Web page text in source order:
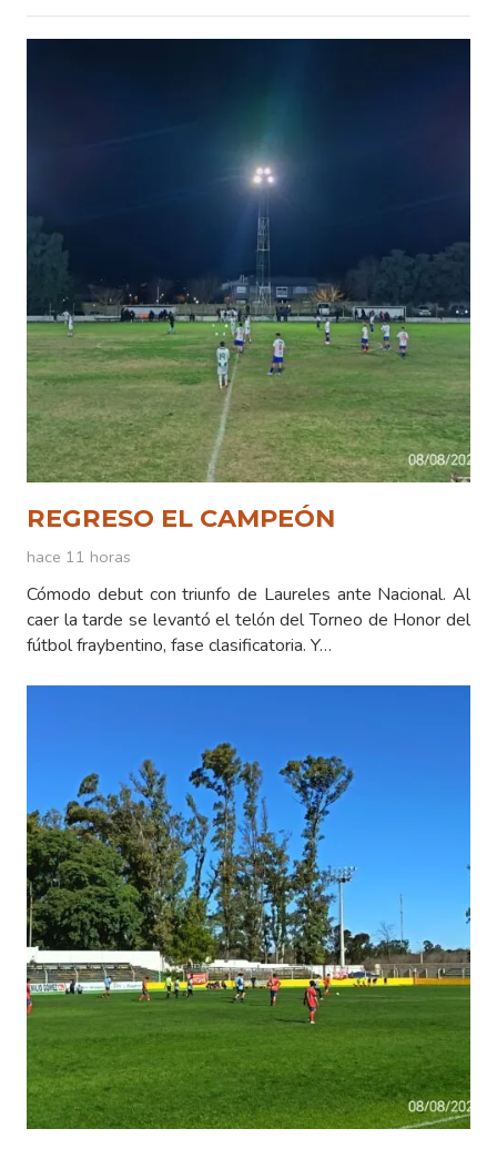
REGRESO EL CAMPEÓN
hace 11 horas
Cómodo debut con triunfo de Laureles ante Nacional. Al
caer la tarde se levantó el telón del Torneo de Honor del
fútbol fraybentino, fase clasificatoria. Y…